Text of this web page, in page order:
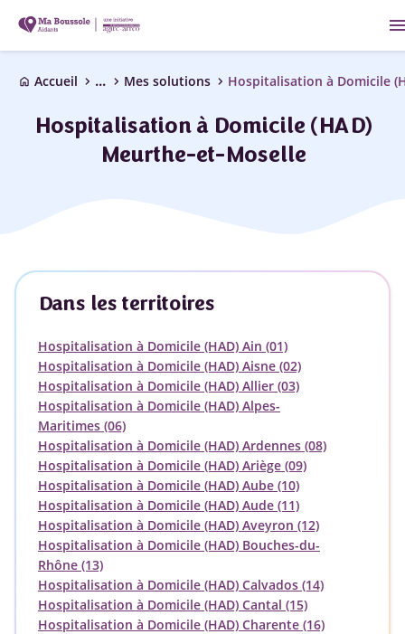
home Accueil chevron_right ... chevron_right Mes solutions chevron_right Hospitalisation à Domicile
Hospitalisation à Domicile (HAD)
Meurthe-et-Moselle
Dans les territoires
Hospitalisation à Domicile (HAD) Ain (01)
Hospitalisation à Domicile (HAD) Aisne (02)
Hospitalisation à Domicile (HAD) Allier (03)
Hospitalisation à Domicile (HAD) Alpes-
Maritimes (06)
Hospitalisation à Domicile (HAD) Ardennes (08)
Hospitalisation à Domicile (HAD) Ariège (09)
Hospitalisation à Domicile (HAD) Aube (10)
Hospitalisation à Domicile (HAD) Aude (11)
Hospitalisation à Domicile (HAD) Aveyron (12)
Hospitalisation à Domicile (HAD) Bouches-du-
Rhône (13)
Hospitalisation à Domicile (HAD) Calvados (14)
Hospitalisation à Domicile (HAD) Cantal (15)
Hospitalisation à Domicile (HAD) Charente (16)